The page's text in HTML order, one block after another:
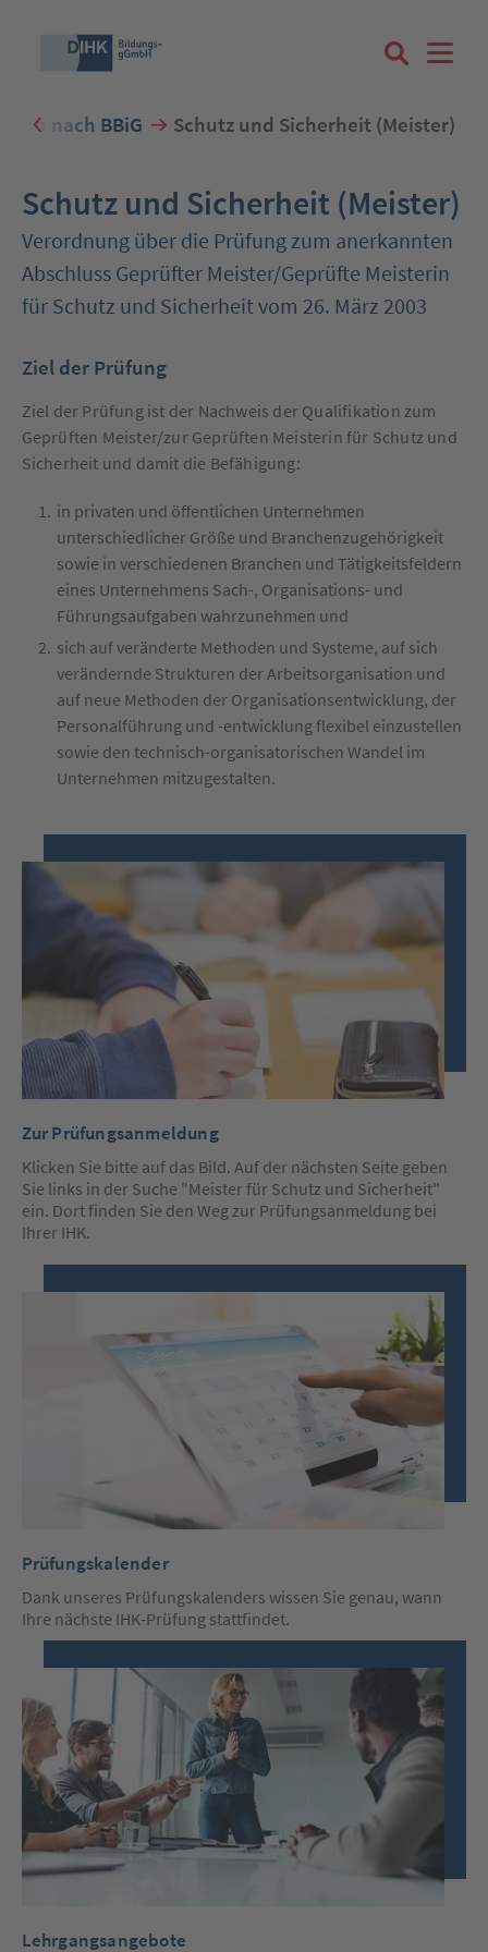
Suchbegriff eingeben
Zum Login
Registrieren
nach BBiG Schutz und Sicherheit (Meister)
Schutz und Sicherheit (Meister)
Verordnung über die Prüfung zum anerkannten
Abschluss Geprüfter Meister/Geprüfte Meisterin
für Schutz und Sicherheit vom 26. März 2003
Ziel der Prüfung
Ziel der Prüfung ist der Nachweis der Qualifikation zum
Geprüften Meister/zur Geprüften Meisterin für Schutz und
Sicherheit und damit die Befähigung:
in privaten und öffentlichen Unternehmen
unterschiedlicher Größe und Branchenzugehörigkeit
sowie in verschiedenen Branchen und Tätigkeitsfeldern
eines Unternehmens Sach-, Organisations- und
Führungsaufgaben wahrzunehmen und
sich auf veränderte Methoden und Systeme, auf sich
verändernde Strukturen der Arbeitsorganisation und
auf neue Methoden der Organisationsentwicklung, der
Personalführung und -entwicklung flexibel einzustellen
sowie den technisch-organisatorischen Wandel im
Unternehmen mitzugestalten.
Zur Prüfungsanmeldung
Klicken Sie bitte auf das Bild. Auf der nächsten Seite geben
Sie links in der Suche "Meister für Schutz und Sicherheit"
ein. Dort finden Sie den Weg zur Prüfungsanmeldung bei
Ihrer IHK.
Prüfungskalender
Dank unseres Prüfungskalenders wissen Sie genau, wann
Ihre nächste IHK-Prüfung stattfindet.
Lehrgangsangebote